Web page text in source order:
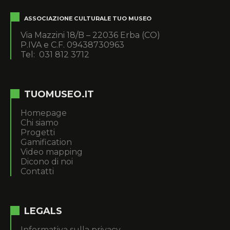
ASSOCIAZIONE CULTURALE TUO MUSEO
Via Mazzini 18/B – 22036 Erba (CO)
P.IVA e C.F. 09438730963
Tel: 031 812 3712
TUOMUSEO.IT
Homepage
Chi siamo
Progetti
Gamification
Video mapping
Dicono di noi
Contatti
LEGALS